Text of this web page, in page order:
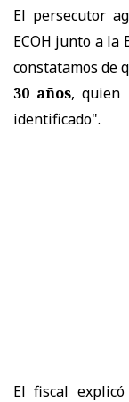
El persecutor
ECOH junto a la
constatamos de
30 años, quien
identificado".
El fiscal